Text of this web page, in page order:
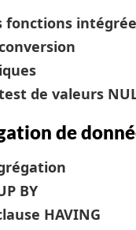
fonctions
de valeurs
de
BY
HAVING